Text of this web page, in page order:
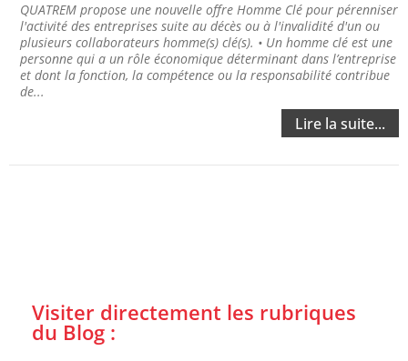
QUATREM propose une nouvelle offre Homme Clé pour pérenniser
l'activité des entreprises suite au décès ou à l'invalidité d'un ou
plusieurs collaborateurs homme(s) clé(s). • Un homme clé est une
personne qui a un rôle économique déterminant dans l’entreprise
et dont la fonction, la compétence ou la responsabilité contribue
de...
Lire la suite...
Visiter directement les rubriques
du Blog :